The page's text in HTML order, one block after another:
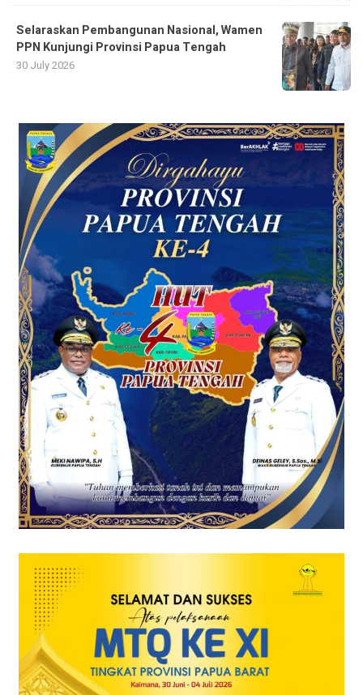
Selaraskan Pembangunan Nasional, Wamen
PPN Kunjungi Provinsi Papua Tengah
30 July 2026